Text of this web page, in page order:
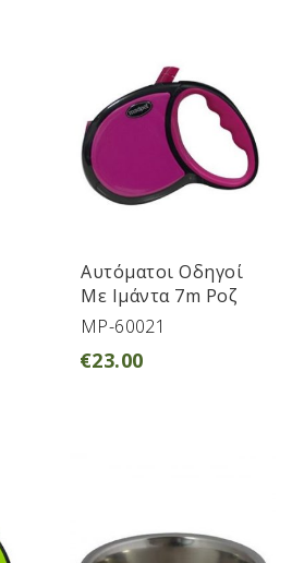
Αυτόματοι Οδηγοί
Με Ιμάντα 7m Ροζ
MP-60021
€23.00